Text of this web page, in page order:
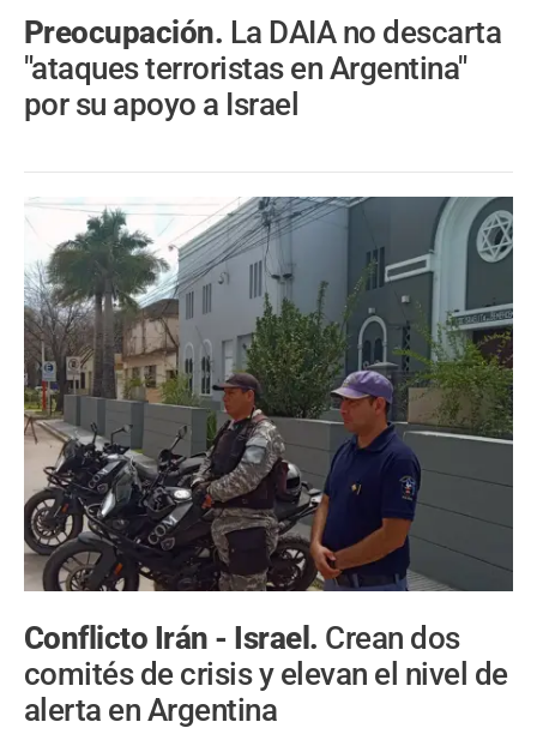
Preocupación. La DAIA no descarta
"ataques terroristas en Argentina"
por su apoyo a Israel
Conflicto Irán - Israel. Crean dos
comités de crisis y elevan el nivel de
alerta en Argentina